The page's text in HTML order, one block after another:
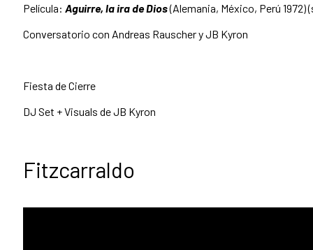
Película: Aguirre, la ira de Dios(Alemania, México, Perú
Conversatorio con Andreas Rauscher y JB Kyron
Fiesta de Cierre
DJ Set + Visuals de JB Kyron
Fitzcarraldo